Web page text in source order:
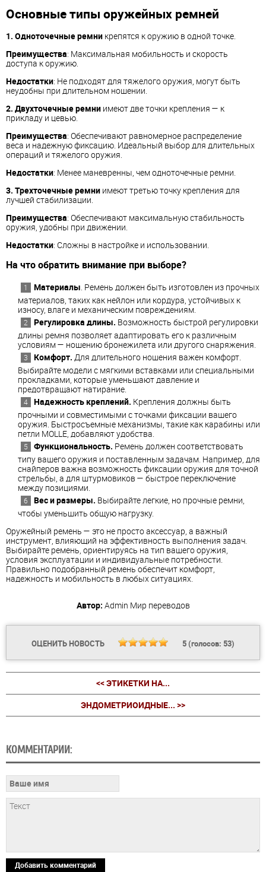
Основные типы оружейных ремней
1. Одноточечные ремни крепятся к оружию в одной точке.
Преимущества: Максимальная мобильность и скорость
доступа к оружию.
Недостатки: Не подходят для тяжелого оружия, могут быть
неудобны при длительном ношении.
2. Двухточечные ремни имеют две точки крепления — к
прикладу и цевью.
Преимущества: Обеспечивают равномерное распределение
веса и надежную фиксацию. Идеальный выбор для длительных
операций и тяжелого оружия.
Недостатки: Менее маневренны, чем одноточечные ремни.
3. Трехточечные ремни имеют третью точку крепления для
лучшей стабилизации.
Преимущества: Обеспечивают максимальную стабильность
оружия, удобны при движении.
Недостатки: Сложны в настройке и использовании.
На что обратить внимание при выборе?
Материалы. Ремень должен быть изготовлен из прочных
материалов, таких как нейлон или кордура, устойчивых к
износу, влаге и механическим повреждениям.
Регулировка длины. Возможность быстрой регулировки
длины ремня позволяет адаптировать его к различным
условиям — ношению бронежилета или другого снаряжения.
Комфорт. Для длительного ношения важен комфорт.
Выбирайте модели с мягкими вставками или специальными
прокладками, которые уменьшают давление и
предотвращают натирание.
Надежность креплений. Крепления должны быть
прочными и совместимыми с точками фиксации вашего
оружия. Быстросъемные механизмы, такие как карабины или
петли MOLLE, добавляют удобства.
Функциональность. Ремень должен соответствовать
типу вашего оружия и поставленным задачам. Например, для
снайперов важна возможность фиксации оружия для точной
стрельбы, а для штурмовиков — быстрое переключение
между позициями.
Вес и размеры. Выбирайте легкие, но прочные ремни,
чтобы уменьшить общую нагрузку.
Оружейный ремень — это не просто аксессуар, а важный
инструмент, влияющий на эффективность выполнения задач.
Выбирайте ремень, ориентируясь на тип вашего оружия,
условия эксплуатации и индивидуальные потребности.
Правильно подобранный ремень обеспечит комфорт,
надежность и мобильность в любых ситуациях.
Автор: Admin Мир переводов
ОЦЕНИТЬ НОВОСТЬ 5(голосов: 53)
<< ЭТИКЕТКИ НА...
ЭНДОМЕТРИОИДНЫЕ... >>
КОММЕНТАРИИ:
Добавить комментарий